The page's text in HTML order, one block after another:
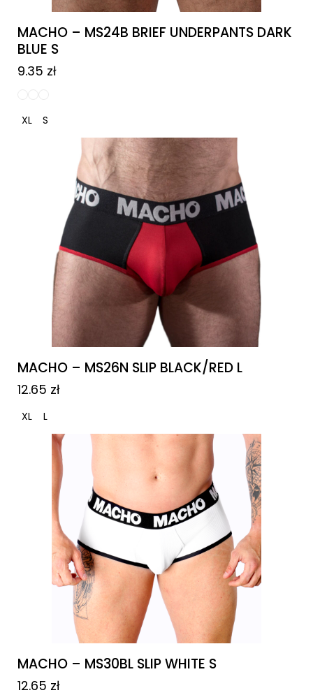
MACHO – MS24B BRIEF UNDERPANTS DARK
BLUE S
9.35 zł
XL S
MACHO – MS26N SLIP BLACK/RED L
12.65 zł
XL L
MACHO – MS30BL SLIP WHITE S
12.65 zł